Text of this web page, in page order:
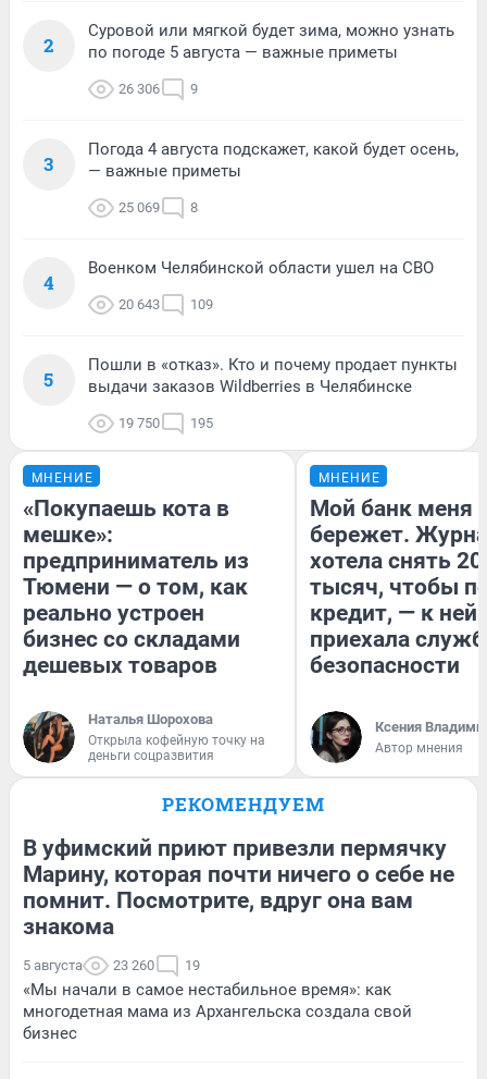
2
Суровой или мягкой будет зима, можно узнать
по погоде 5 августа — важные приметы
26 306 9
3
Погода 4 августа подскажет, какой будет осень,
— важные приметы
25 069 8
4
Военком Челябинской области ушел на СВО
20 643 109
5
Пошли в «отказ». Кто и почему продает пункты
выдачи заказов Wildberries в Челябинске
19 750 195
МНЕНИЕ
«Покупаешь кота в
мешке»:
предприниматель из
Тюмени — о том, как
реально устроен
бизнес со складами
дешевых товаров
Наталья Шорохова
Открыла кофейную точку на
деньги соцразвития
МНЕНИЕ
Мой банк меня
бережет.
хотела снять
тысяч, чтобы
кредит, — к
приехала
безопасности
Ксения
Автор мнения
РЕКОМЕНДУЕМ
В уфимский приют привезли пермячку
Марину, которая почти ничего о себе не
помнит. Посмотрите, вдруг она вам
знакома
5 августа 23 260 19
«Мы начали в самое нестабильное время»: как
многодетная мама из Архангельска создала свой
бизнес